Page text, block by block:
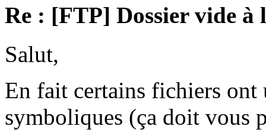
Re : [FTP] Dossier vide à
Salut,
En fait certains fichiers ont
symboliques (ça doit